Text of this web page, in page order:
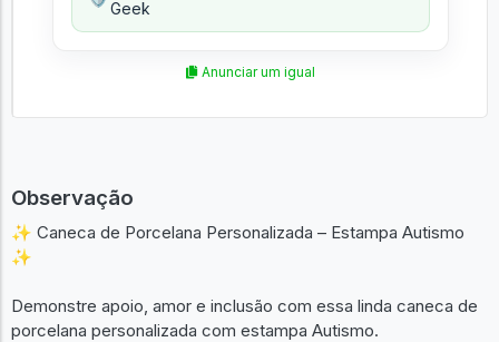
Geek
Anunciar um igual
Observação
✨ Caneca de Porcelana Personalizada – Estampa Autismo
✨
Demonstre apoio, amor e inclusão com essa linda caneca de
porcelana personalizada com estampa Autismo.